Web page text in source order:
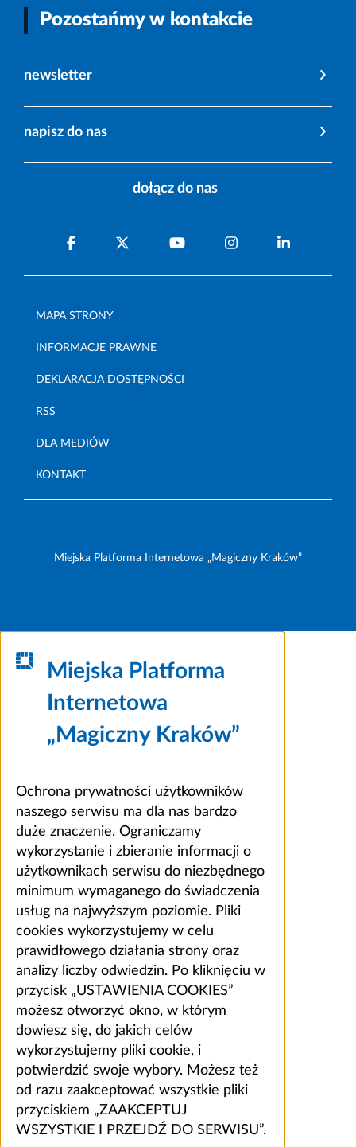
Pozostańmy w kontakcie
newsletter
napisz do nas
dołącz do nas
MAPA STRONY
INFORMACJE PRAWNE
DEKLARACJA DOSTĘPNOŚCI
RSS
DLA MEDIÓW
KONTAKT
Miejska Platforma Internetowa „Magiczny Kraków”
Miejska Platforma
Internetowa
„Magiczny Kraków”
Ochrona prywatności użytkowników
naszego serwisu ma dla nas bardzo
duże znaczenie. Ograniczamy
wykorzystanie i zbieranie informacji o
użytkownikach serwisu do niezbędnego
minimum wymaganego do świadczenia
usług na najwyższym poziomie. Pliki
cookies wykorzystujemy w celu
prawidłowego działania strony oraz
analizy liczby odwiedzin. Po kliknięciu w
przycisk „USTAWIENIA COOKIES”
możesz otworzyć okno, w którym
dowiesz się, do jakich celów
wykorzystujemy pliki cookie, i
potwierdzić swoje wybory. Możesz też
od razu zaakceptować wszystkie pliki
przyciskiem „ZAAKCEPTUJ
WSZYSTKIE I PRZEJDŹ DO SERWISU”.